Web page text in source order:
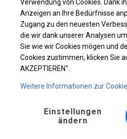
Verwendung von Cookies. Dank
Anzeigen an Ihre Bedürfnisse
Zugang zu den neuesten
die wir dank unserer Analysen
Sie wie wir Cookies mögen und
Cookies zustimmen, klicken Sie
AKZEPTIEREN“.
Weitere Informationen zur
Einstellungen
ändern